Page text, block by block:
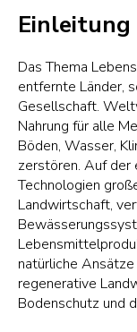
Einleitung
Das Thema
entfernte Länder,
Gesellschaft.
Nahrung für alle
Böden, Wasser,
zerstören. Auf der
Technologien
Landwirtschaft,
natürliche
regenerative
Bodenschutz und